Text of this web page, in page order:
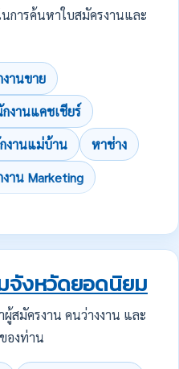
การค้นหาใบสมัครงานและ
านขาย
งานแคชเชียร์
งานแม่บ้าน
หาช่าง
าน Marketing
จังหวัดยอดนิยม
สมัครงาน คนว่างงาน และ
องท่าน